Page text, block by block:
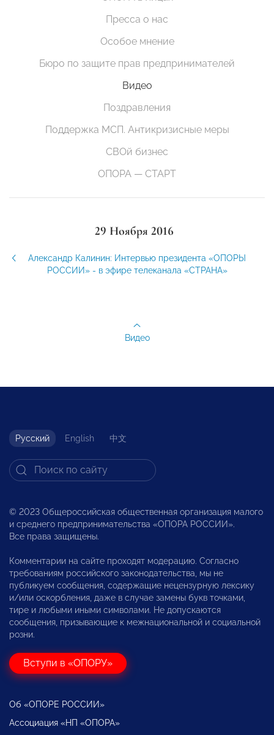
Пресса о нас
Особое мнение
Бюро по защите прав предпринимателей
Видео
Поздравления
Поддержка МСП. Антикризисные меры
СВОй бизнес
ОПОРА — СТАРТ
29 Ноября 2016
Александр Калинин: Интервью президента «ОПОРЫ
РОССИИ» - в эфире телеканала «СТРАНА»
Видео
Русский English 中文
© 2023 Общероссийская общественная организация малого
и среднего предпринимательства «ОПОРА РОССИИ».
Все права защищены.
Комментарии на сайте проходят модерацию. Согласно
требованиям российского законодательства, мы не
публикуем сообщения, содержащие нецензурную лексику
и/или оскорбления, даже в случае замены букв точками,
тире и любыми иными символами. Не допускаются
сообщения, призывающие к межнациональной и социальной
розни.
Вступи в «ОПОРУ»
Об «ОПОРЕ РОССИИ»
Ассоциация «НП «ОПОРА»